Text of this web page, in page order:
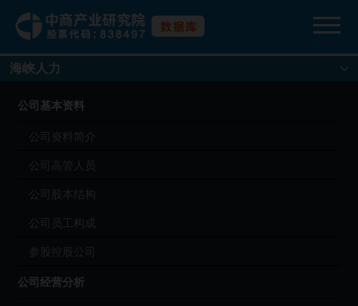
海峡人力
公司基本资料
公司资料简介
公司高管人员
公司股本结构
公司员工构成
参股控股公司
公司经营分析